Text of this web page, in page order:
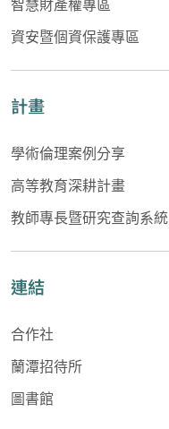
資安暨個資保護專區
計畫
學術倫理案例分享
高等教育深耕計畫
教師專長暨研究查詢系統
連結
合作社
蘭潭招待所
圖書館